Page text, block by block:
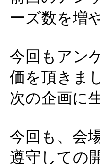
ーズ数を増
今回もアン
価を頂きま
次の企画に
今回も、会
遵守しての